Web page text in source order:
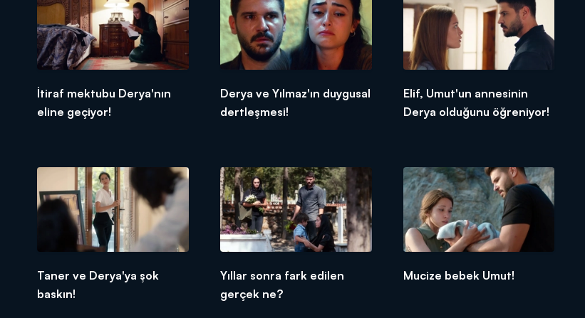
İtiraf mektubu Derya'nın
eline geçiyor!
Derya ve Yılmaz'ın duygusal
dertleşmesi!
Elif, Umut'un annesinin
Derya olduğunu öğreniyor!
Taner ve Derya'ya şok
baskın!
Yıllar sonra fark edilen
gerçek ne?
Mucize bebek Umut!